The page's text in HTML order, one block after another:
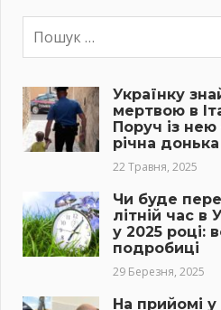
Українку
мертвою в
Поруч із нею
річна донька
22 Травня, 2025
Чи буде
літній час в
у 2025 році:
подробиці
29 Березня, 2025
На прийомі у